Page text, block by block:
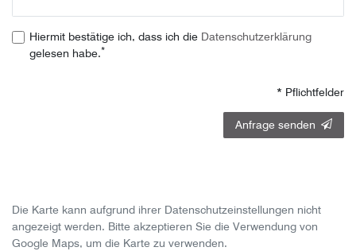
Hiermit bestätige ich, dass ich die Daten­schutz­erklärung
gelesen habe.*
* Pflichtfelder
Anfrage senden
Die Karte kann aufgrund ihrer Datenschutzeinstellungen nicht
angezeigt werden. Bitte akzeptieren Sie die Verwendung von
Google Maps, um die Karte zu verwenden.